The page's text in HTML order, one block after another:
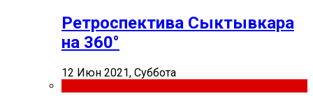
Ретроспектива Сыктывкара
на 360°
12 Июн 2021, Суббота